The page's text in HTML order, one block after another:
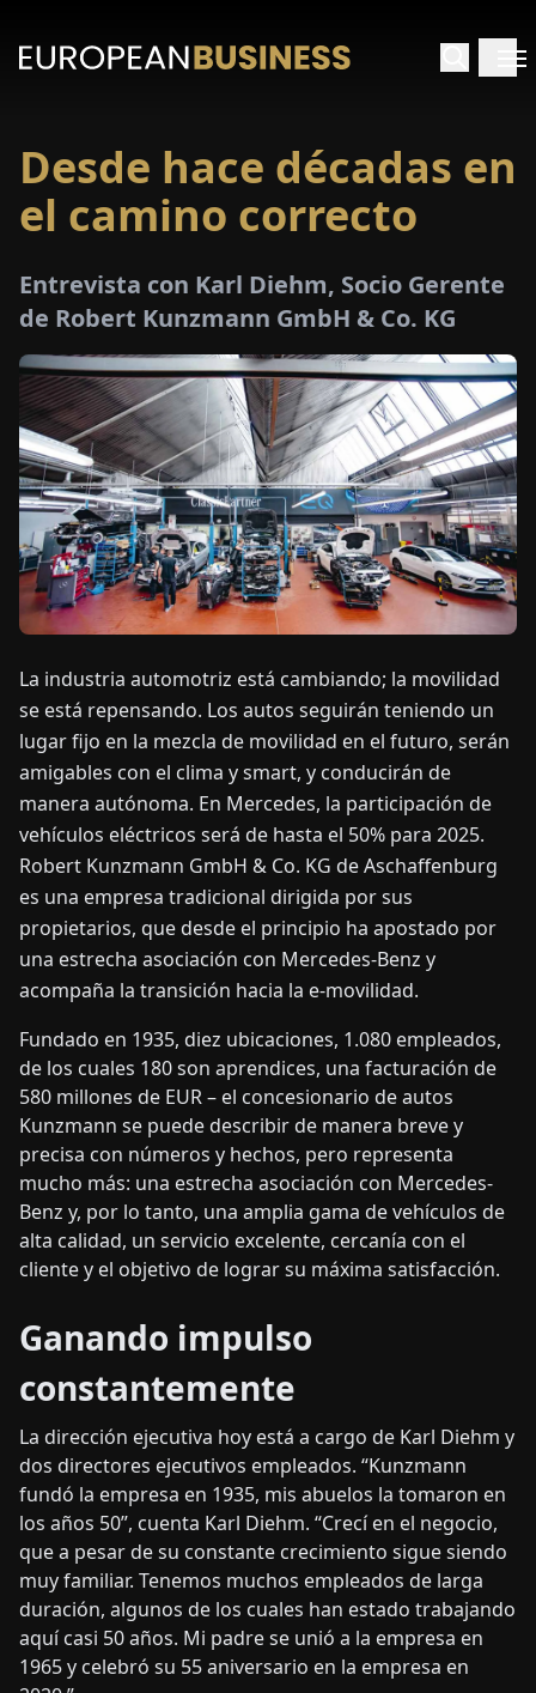
E-
PAPEL
ENDEFRES ITNLPLHU
CONTÁCTENOS
Desde hace décadas en
el camino correcto
Entrevista con Karl Diehm, Socio Gerente
de Robert Kunzmann GmbH & Co. KG
La industria automotriz está cambiando; la movilidad
se está repensando. Los autos seguirán teniendo un
lugar fijo en la mezcla de movilidad en el futuro, serán
amigables con el clima y smart, y conducirán de
manera autónoma. En Mercedes, la participación de
vehículos eléctricos será de hasta el 50% para 2025.
Robert Kunzmann GmbH & Co. KG de Aschaffenburg
es una empresa tradicional dirigida por sus
propietarios, que desde el principio ha apostado por
una estrecha asociación con Mercedes-Benz y
acompaña la transición hacia la e-movilidad.
Fundado en 1935, diez ubicaciones, 1.080 empleados,
de los cuales 180 son aprendices, una facturación de
580 millones de EUR – el concesionario de autos
Kunzmann se puede describir de manera breve y
precisa con números y hechos, pero representa
mucho más: una estrecha asociación con Mercedes-
Benz y, por lo tanto, una amplia gama de vehículos de
alta calidad, un servicio excelente, cercanía con el
cliente y el objetivo de lograr su máxima satisfacción.
Ganando impulso
constantemente
La dirección ejecutiva hoy está a cargo de Karl Diehm y
dos directores ejecutivos empleados. “Kunzmann
fundó la empresa en 1935, mis abuelos la tomaron en
los años 50”, cuenta Karl Diehm. “Crecí en el negocio,
que a pesar de su constante crecimiento sigue siendo
muy familiar. Tenemos muchos empleados de larga
duración, algunos de los cuales han estado trabajando
aquí casi 50 años. Mi padre se unió a la empresa en
1965 y celebró su 55 aniversario en la empresa en